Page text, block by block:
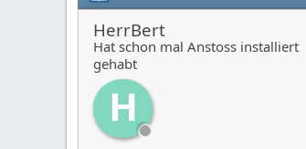
HerrBert
Hat schon mal Anstoss installiert
gehabt
H